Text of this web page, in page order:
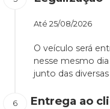
Até 25/08/2026
O veículo será
nesse mesmo
junto das
Entrega ao